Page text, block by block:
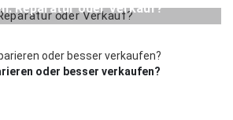
Reparatur oder Verkauf?
oder besser verkaufen?